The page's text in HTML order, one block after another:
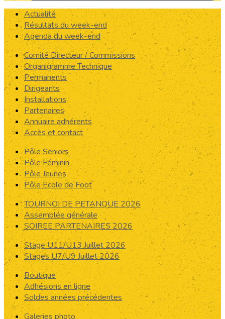
Actualité
Résultats du week-end
Agenda du week-end
Comité Directeur / Commissions
Organigramme Technique
Permanents
Dirigeants
Installations
Partenaires
Annuaire adhérents
Accès et contact
Pôle Seniors
Pôle Féminin
Pôle Jeunes
Pôle Ecole de Foot
TOURNOI DE PETANQUE 2026
Assemblée générale
SOIREE PARTENAIRES 2026
Stage U11/U13 Juillet 2026
Stages U7/U9 Juillet 2026
Boutique
Adhésions en ligne
Soldes années précédentes
Galeries photo